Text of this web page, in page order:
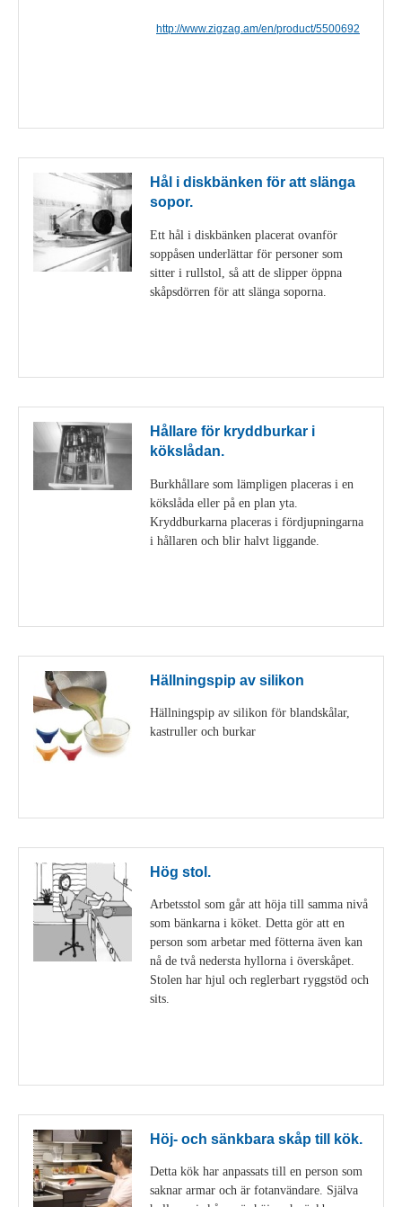
http://www.zigzag.am/en/product/5500692
Hål i diskbänken för att slänga
sopor.
Ett hål i diskbänken placerat ovanför
soppåsen underlättar för personer som
sitter i rullstol, så att de slipper öppna
skåpsdörren för att slänga soporna.
Hållare för kryddburkar i
kökslådan.
Burkhållare som lämpligen placeras i en
kökslåda eller på en plan yta.
Kryddburkarna placeras i fördjupningarna
i hållaren och blir halvt liggande.
Hällningspip av silikon
Hällningspip av silikon för blandskålar,
kastruller och burkar
Hög stol.
Arbetsstol som går att höja till samma nivå
som bänkarna i köket. Detta gör att en
person som arbetar med fötterna även kan
nå de två nedersta hyllorna i överskåpet.
Stolen har hjul och reglerbart ryggstöd och
sits.
Höj- och sänkbara skåp till kök.
Detta kök har anpassats till en person som
saknar armar och är fotanvändare. Själva